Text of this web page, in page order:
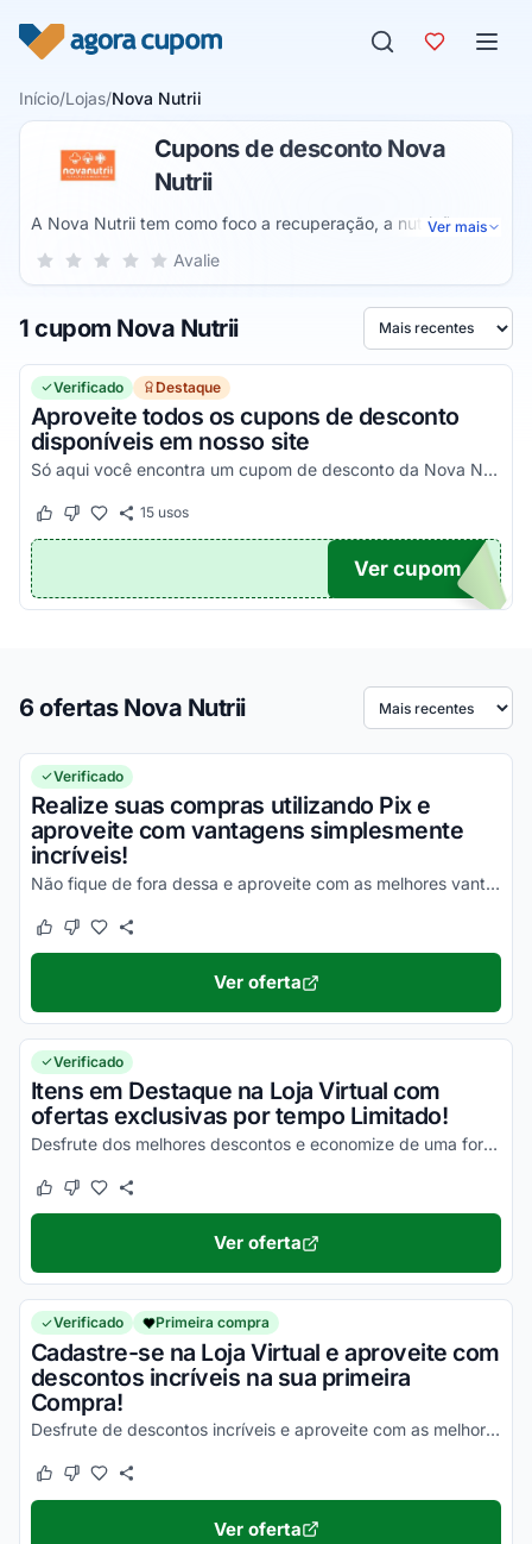
Início/Lojas/Nova Nutrii
Cupons de desconto Nova
Nutrii
A Nova Nutrii tem como foco a recuperação, a nutrição e a
saúde de seus clientes. A marca é especializada em
alimentação e suplementação.
Ver mais
Sua nota para Nova Nutrii, de 1 a 5 estrelas
5 estrelas
4 estrelas
3 estrelas
2 estrelas
1 estrela Avalie
1 cupom Nova Nutrii Ordenar por
Verificado Destaque
Aproveite todos os cupons de desconto
disponíveis em nosso site
Só aqui você encontra um cupom de desconto da Nova Nutrii para economizar na sua compra!
Este cupom funcionou
Este cupom não funcionou
15usos
TICO
Ver cupom
6 ofertas Nova Nutrii Ordenar por
Verificado
Realize suas compras utilizando Pix e
aproveite com vantagens simplesmente
incríveis!
Não fique de fora dessa e aproveite com as melhores vantagens agora mesmo!
Este cupom funcionou
Este cupom não funcionou
Ver oferta
Verificado
Itens em Destaque na Loja Virtual com
ofertas exclusivas por tempo Limitado!
Desfrute dos melhores descontos e economize de uma forma simples nas suas compras!
Este cupom funcionou
Este cupom não funcionou
Ver oferta
Verificado Primeira compra
Cadastre-se na Loja Virtual e aproveite com
descontos incríveis na sua primeira
Compra!
Desfrute de descontos incríveis e aproveite com as melhores vantagens agora mesmo!
Este cupom funcionou
Este cupom não funcionou
Ver oferta